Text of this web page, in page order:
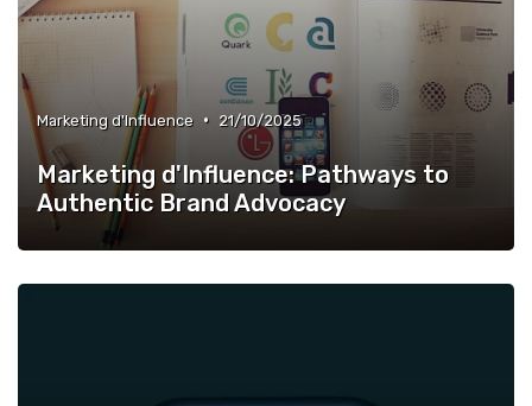
Marketing d'Influence • 21/10/2025
Marketing d'Influence: Pathways to
Authentic Brand Advocacy